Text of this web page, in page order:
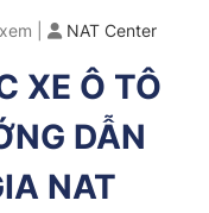
NAT Center
XE Ô TÔ
DẪN
NAT